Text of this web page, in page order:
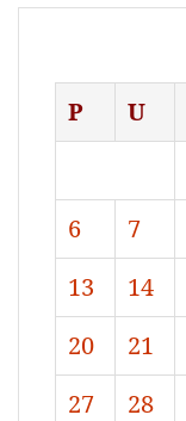
P
U
6
7
13
14
20
21
27
28